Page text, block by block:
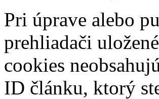
Pri úprave alebo
prehliadači
cookies
ID článku, ktorý